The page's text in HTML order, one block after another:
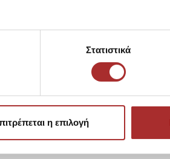
Στατιστικά
η επιλογή